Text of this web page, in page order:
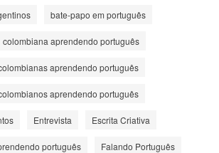
bate-papo em português
colombiana aprendendo português
aprendendo português
aprendendo português
Entrevista Escrita Criativa
português Falando Português